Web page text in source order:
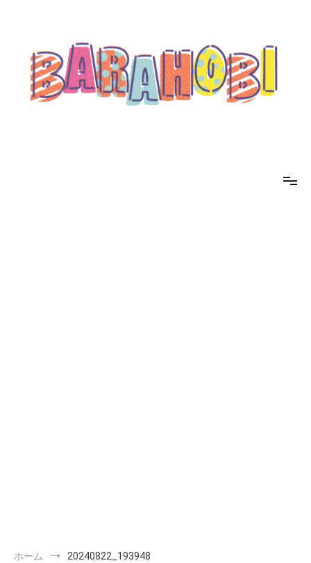
ホーム 20240822_193948